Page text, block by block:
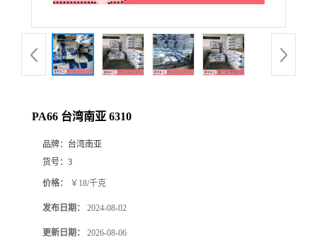
PA66 台湾南亚 6310
品牌： 台湾南亚
货号： 3
价格： ￥18/千克
发布日期： 2024-08-02
更新日期： 2026-08-06